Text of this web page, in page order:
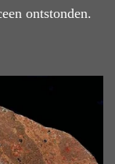
ontstonden.